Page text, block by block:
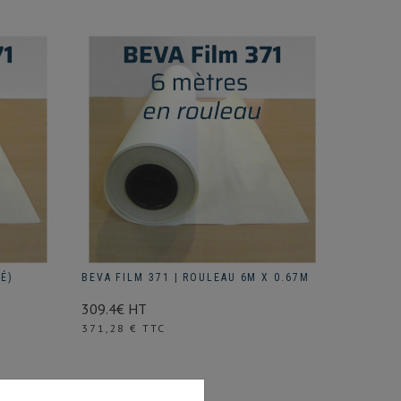
BEVA FILM 371 | ROULEAU 6M X 0.67M
309.4€ HT
Prix
371,28 € TTC